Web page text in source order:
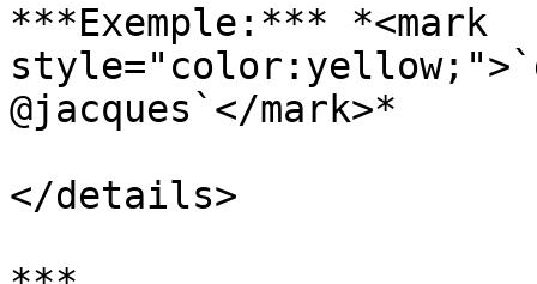
***Exemple:*** *<mark
@jacques`</mark>*
</details>